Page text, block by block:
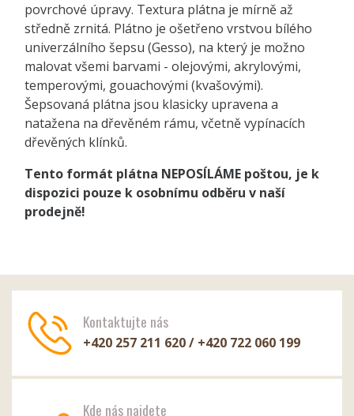
povrchové úpravy. Textura plátna je mírně až
středně zrnitá. Plátno je ošetřeno vrstvou bílého
univerzálního šepsu (Gesso), na který je možno
malovat všemi barvami - olejovými, akrylovými,
temperovými, gouachovými (kvašovými).
Šepsovaná plátna jsou klasicky upravena a
natažena na dřevěném rámu, včetně vypínacích
dřevěných klínků.
Tento formát plátna NEPOSÍLÁME poštou, je k
dispozici pouze k osobnímu odběru v naší
prodejně!
Kontaktujte nás
+420 257 211 620 / +420 722 060 199
Kde nás najdete